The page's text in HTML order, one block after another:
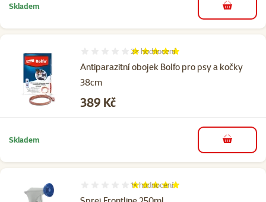
Skladem do košíku
Antiparazitní obojek Bolfo pro psy a kočky
38cm
Hodnocení 100%, počet hodnocení: 2
2× hodnocení
Cena
389 Kč
Skladem do košíku
Hodnocení 100%, počet hodnocení: 1
1×hodnocení